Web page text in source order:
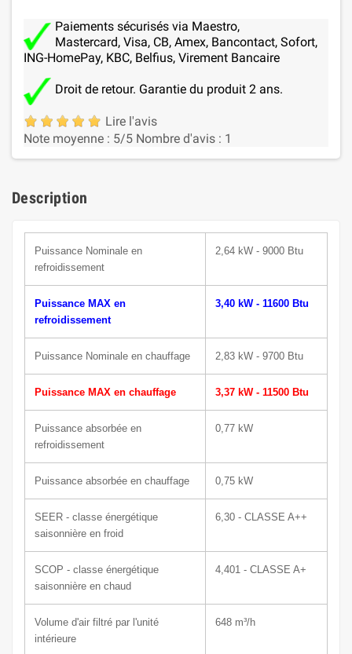
Paiements sécurisés via Maestro,
Mastercard, Visa, CB, Amex, Bancontact, Sofort,
ING-HomePay, KBC, Belfius, Virement Bancaire
Droit de retour. Garantie du produit 2 ans.
Lire l'avis
Note moyenne : 5/5 Nombre d'avis : 1
Description
Puissance Nominale en
refroidissement
2,64 kW - 9000 Btu
Puissance MAX en
refroidissement
3,40 kW - 11600 Btu
Puissance Nominale en chauffage 2,83 kW - 9700 Btu
Puissance MAX en chauffage 3,37 kW - 11500 Btu
Puissance absorbée en
refroidissement
0,77 kW
Puissance absorbée en chauffage 0,75 kW
SEER - classe énergétique
saisonnière en froid
6,30 - CLASSE A++
SCOP - classe énergétique
saisonnière en chaud
4,401 - CLASSE A+
Volume d'air filtré par l'unité
intérieure
648 m³/h